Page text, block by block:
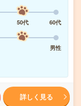
50代
60代
男性
詳しく見る